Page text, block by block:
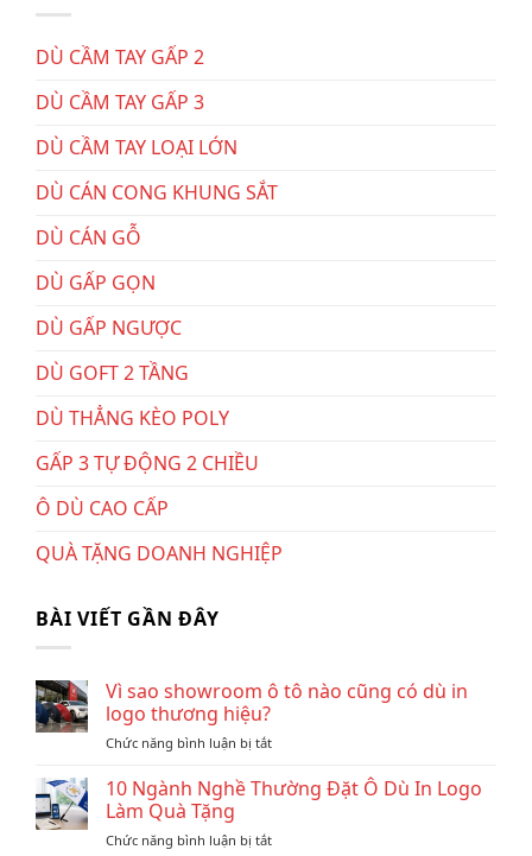
DÙ CẦM TAY GẤP 2
DÙ CẦM TAY GẤP 3
DÙ CẦM TAY LOẠI LỚN
DÙ CÁN CONG KHUNG SẮT
DÙ CÁN GỖ
DÙ GẤP GỌN
DÙ GẤP NGƯỢC
DÙ GOFT 2 TẦNG
DÙ THẲNG KÈO POLY
GẤP 3 TỰ ĐỘNG 2 CHIỀU
Ô DÙ CAO CẤP
QUÀ TẶNG DOANH NGHIỆP
BÀI VIẾT GẦN ĐÂY
Vì sao showroom ô tô nào cũng có dù in
logo thương hiệu?
Chức năng bình luận bị tắtở
sao
showroom
tô
10 Ngành Nghề Thường Đặt Ô Dù In Logo
Làm Quà Tặng
Chức năng bình luận bị tắtở